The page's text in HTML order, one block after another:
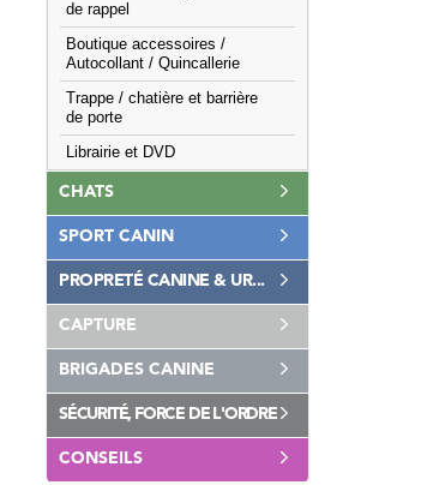
de rappel
Boutique accessoires /
Autocollant / Quincallerie
Trappe / chatière et barrière
de porte
Librairie et DVD
CHATS
SPORT CANIN
PROPRETÉ CANINE & UR...
CAPTURE
BRIGADES CANINE
SÉCURITÉ, FORCE DE L'ORDRE
CONSEILS